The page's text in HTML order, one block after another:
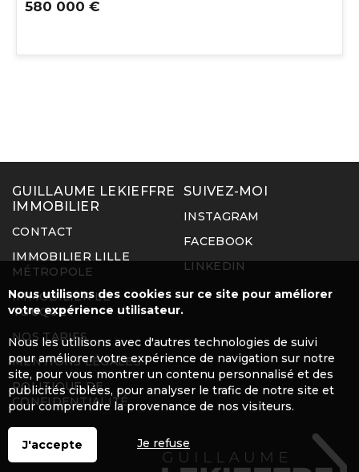
580 000 €
GUILLAUME LEKIEFFRE
IMMOBILIER
CONTACT
IMMOBILIER LILLE
MÉTROPOLE
IMMOBILIER LE
TOUQUET
NOS TARIFS
MENTIONS LÉGALES
POLITIQUE DE
CONFIDENTIALITÉ
SUIVEZ-MOI
INSTAGRAM
FACEBOOK
LINKEDIN
Nous utilisons des cookies sur ce site pour améliorer
votre expérience utilisateur.
Nous les utilisons avec d'autres technologies de suivi
pour améliorer votre expérience de navigation sur notre
site, pour vous montrer un contenu personnalisé et des
publicités ciblées, pour analyser le trafic de notre site et
pour comprendre la provenance de nos visiteurs.
J'accepte Je refuse